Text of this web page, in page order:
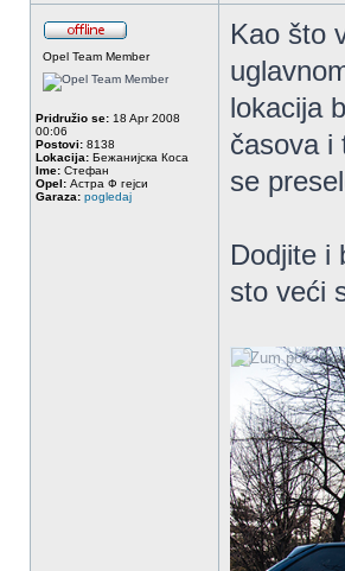
Opel Team Member
Pridružio se: 18 Apr 2008
00:06
Postovi: 8138
Lokacija: Бежанијска Коса
Ime: Стефан
Opel: Астра Ф гејси
Garaza: pogledaj
Kao što
lokacija
časova i
se
Dodjite i
sto veći